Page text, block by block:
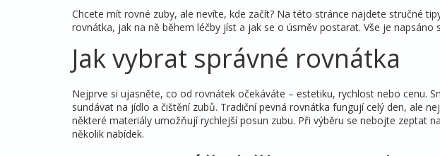
Chcete mít rovné zuby, ale nevíte, kde začít? Na této stránce najdete stručné
rovnátka, jak na ně během léčby jíst a jak se o úsměv postarat. Vše je napsáno
Jak vybrat správné rovnátka
Nejprve si ujasněte, co od rovnátek očekáváte – estetiku, rychlost nebo cenu.
sundávat na jídlo a čištění zubů. Tradiční pevná rovnátka fungují celý den, ale
některé materiály umožňují rychlejší posun zubu. Při výběru se nebojte zeptat
několik nabídek.